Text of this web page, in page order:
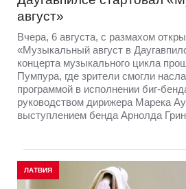
август»
Вчера, 6 августа, с размахом
«Музыкальный август в
концерта музыкального цикла
Пумпура, где зрители смогли
программой в исполнении биг-
руководством дирижера Марека
выступлением бенда Арнолда
ЛАТВИЯ